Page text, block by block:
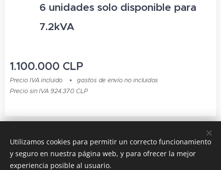
6 unidades solo disponible para
7.2kVA
1.100.000 CLP
Precio IVA incluido
gastos de envío no incluidos
Precio sin IVA 924.370 CLP
© 2015 - 2024 Todos los derechos reservados
CURISOL es una marcha registrada
Cookies
Utilizamos cookies para permitir un correcto funcionamiento
y seguro en nuestra página web, y para ofrecer la mejor
experiencia posible al usuario.